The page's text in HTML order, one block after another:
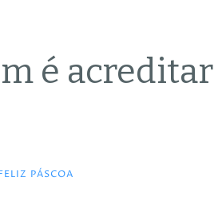
é acreditar
PÁSCOA